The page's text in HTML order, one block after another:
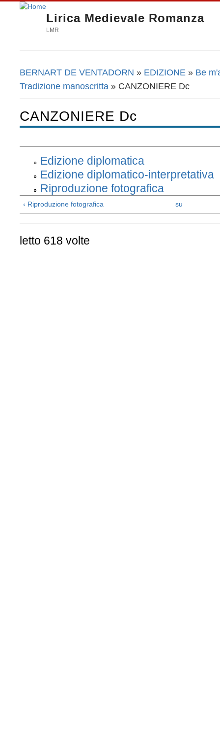
Lirica Medievale Romanza
LMR
Tu sei qui
BERNART DE VENTADORN » EDIZIONE » Be
Tradizione manoscritta » CANZONIERE Dc
CANZONIERE Dc
Edizione diplomatica
Edizione diplomatico-interpretativa
Riproduzione fotografica
‹ Riproduzione fotografica su
letto 618 volte